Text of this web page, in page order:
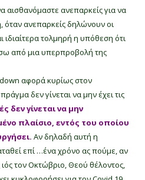
αισθανόμαστε ανεπαρκείς για να
ανεπαρκείς δηλώνουν οι
ιδιαίτερα τολμηρή η υπόθεση ότι
από μια υπερπροβολή της
αφορά κυρίως στον
δεν γίνεται να μην έχει τις
δεν γίνεται να μην
πλαίσιο, εντός του οποίου
Αν δηλαδή αυτή η
επί …ένα χρόνο ας πούμε, αν
τον Οκτώβριο, Θεού θέλοντος,